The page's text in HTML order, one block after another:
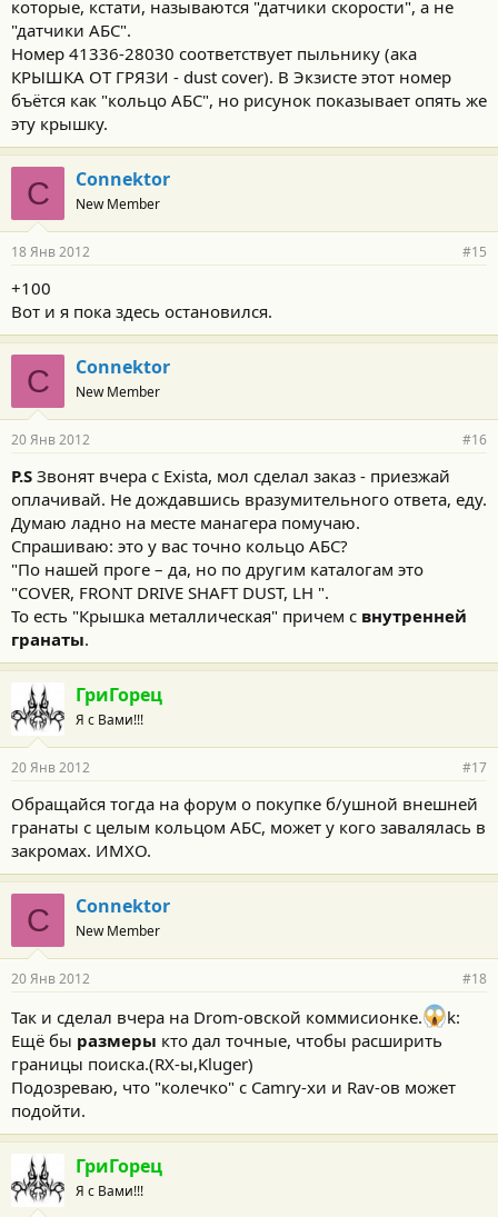
которые, кстати, называются "датчики скорости", а не
"датчики АБС".
Номер 41336-28030 соответствует пыльнику (ака
КРЫШКА ОТ ГРЯЗИ - dust cover). В Экзисте этот номер
бъётся как "кольцо АБС", но рисунок показывает опять же
эту крышку.
C Connektor
New Member
18 Янв 2012 #15
+100
Вот и я пока здесь остановился.
C Connektor
New Member
20 Янв 2012 #16
P.S Звонят вчера с Exista, мол сделал заказ - приезжай
оплачивай. Не дождавшись вразумительного ответа, еду.
Думаю ладно на месте манагера помучаю.
Спрашиваю: это у вас точно кольцо АБС?
"По нашей проге – да, но по другим каталогам это
"COVER, FRONT DRIVE SHAFT DUST, LH ".
То есть "Крышка металлическая" причем с внутренней
гранаты.
ГриГорец
Я с Вами!!!
20 Янв 2012 #17
Обращайся тогда на форум о покупке б/ушной внешней
гранаты с целым кольцом АБС, может у кого завалялась в
закромах. ИМХО.
C Connektor
New Member
20 Янв 2012 #18
Так и сделал вчера на Drom-овской коммисионке.
k:
Ещё бы размеры кто дал точные, чтобы расширить
границы поиска.(RX-ы,Kluger)
Подозреваю, что "колечко" с Camry-хи и Rav-ов может
подойти.
ГриГорец
Я с Вами!!!